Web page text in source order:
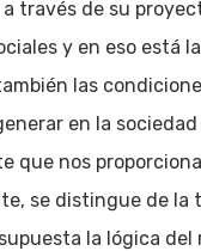
través de su
y en eso está
las
en la
que nos
se distingue de la
la lógica del